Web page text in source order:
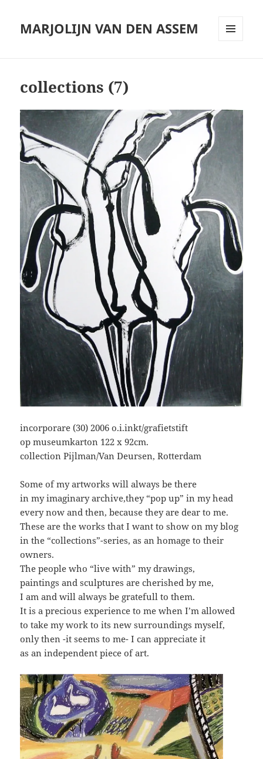
MARJOLIJN VAN DEN ASSEM
collections (7)
incorporare (30) 2006 o.i.inkt/grafietstift
op museumkarton 122 x 92cm.
collection Pijlman/Van Deursen, Rotterdam
Some of my artworks will always be there
in my imaginary archive,they “pop up” in my head
every now and then, because they are dear to me.
These are the works that I want to show on my blog
in the “collections”-series, as an homage to their
owners.
The people who “live with” my drawings,
paintings and sculptures are cherished by me,
I am and will always be gratefull to them.
It is a precious experience to me when I’m allowed
to take my work to its new surroundings myself,
only then -it seems to me- I can appreciate it
as an independent piece of art.